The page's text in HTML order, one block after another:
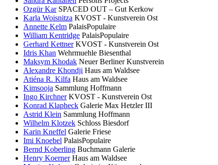
Ozgür Kar SPACED OUT – Gut Kerkow
Karla Woisnitza KVOST - Kunstverein Ost
Annette Kelm PalaisPopulaire
William Kentridge PalaisPopulaire
Gerhard Kettner KVOST - Kunstverein Ost
Idris Khan Wehrmuehle Biesenthal
Maksym Khodak Neuer Berliner Kunstverein
Alexandre Khondji Haus am Waldsee
Atiéna R. Kilfa Haus am Waldsee
Kimsooja Sammlung Hoffmann
Ingo Kirchner KVOST - Kunstverein Ost
Konrad Klapheck Galerie Max Hetzler III
Astrid Klein Sammlung Hoffmann
Wilhelm Klotzek Schloss Biesdorf
Karin Kneffel Galerie Friese
Imi Knoebel PalaisPopulaire
Bernd Koberling Buchmann Galerie
Henry Koerner Haus am Waldsee